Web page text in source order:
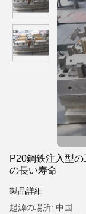
P20鋼鉄注入型
の長い寿命
製品詳細
起源の場所: 中国